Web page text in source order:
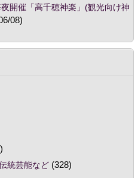
開催「高千穂神楽」(観光向け神
08)
統芸能など(328)